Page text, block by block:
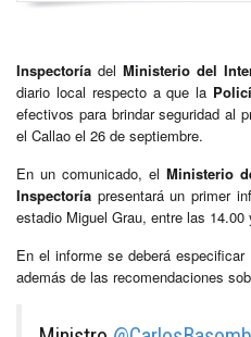
Inspectoría del Ministerio del
diario local respecto a que la
efectivos para brindar seguridad al
el Callao el 26 de septiembre.
En un comunicado, el Ministerio
Inspectoría presentará un primer
estadio Miguel Grau, entre las 14.00
En el informe se deberá
además de las recomendaciones